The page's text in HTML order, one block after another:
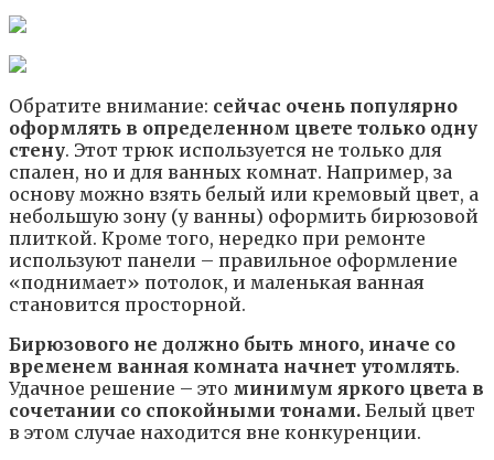
Обратите внимание: сейчас очень популярно
оформлять в определенном цвете только одну
стену. Этот трюк используется не только для
спален, но и для ванных комнат. Например, за
основу можно взять белый или кремовый цвет, а
небольшую зону (у ванны) оформить бирюзовой
плиткой. Кроме того, нередко при ремонте
используют панели – правильное оформление
«поднимает» потолок, и маленькая ванная
становится просторной.
Бирюзового не должно быть много, иначе со
временем ванная комната начнет утомлять.
Удачное решение – это минимум яркого цвета в
сочетании со спокойными тонами. Белый цвет
в этом случае находится вне конкуренции.